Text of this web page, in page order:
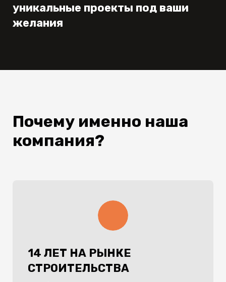
уникальные проекты под ваши
желания
Почему именно наша
компания?
14 ЛЕТ НА РЫНКЕ
СТРОИТЕЛЬСТВА